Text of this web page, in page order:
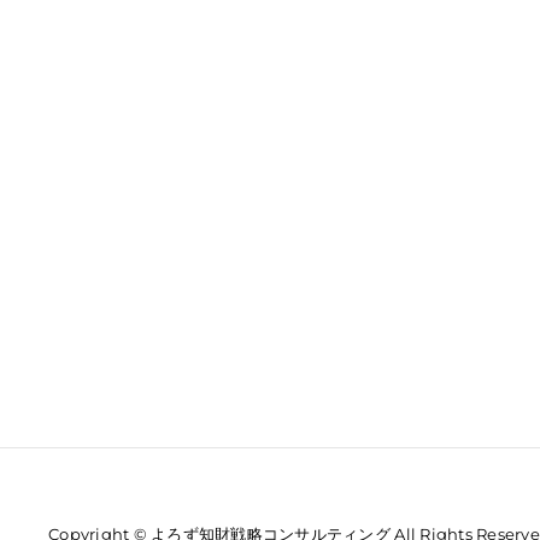
Copyright © よろず知財戦略コンサルティング All Rights